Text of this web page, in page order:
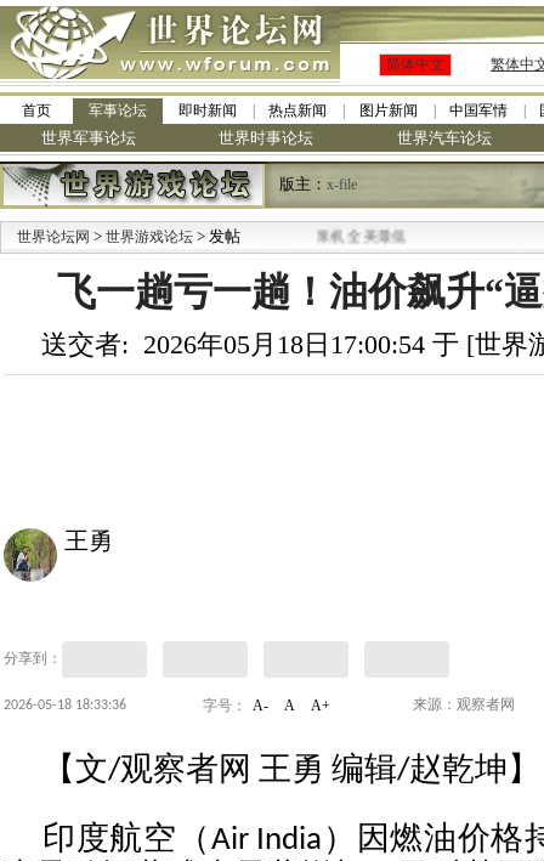
简体中文 繁体中
首页 军事论坛 即时新闻 热点新闻 图片新闻 中国军情
世界军事论坛 世界时事论坛 世界汽车论坛
版主： x-file
世界论坛网 > 世界游戏论坛 > 发帖
·九阳全新免清洗型豆浆机 全美最低
飞一趟亏一趟！油价飙升“
送交者: 2026年05月18日17:00:54 于 [世
王勇
分享到：
2026-05-18 18:33:36 字号： A- A A+ 来源：观察者网
【文/观察者网 王勇 编辑/赵乾坤】
印度航空（Air India）因燃油价格